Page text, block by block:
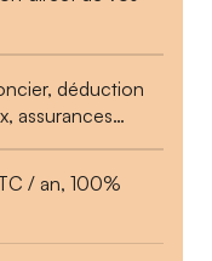
déduction
assurances…
/ an, 100%